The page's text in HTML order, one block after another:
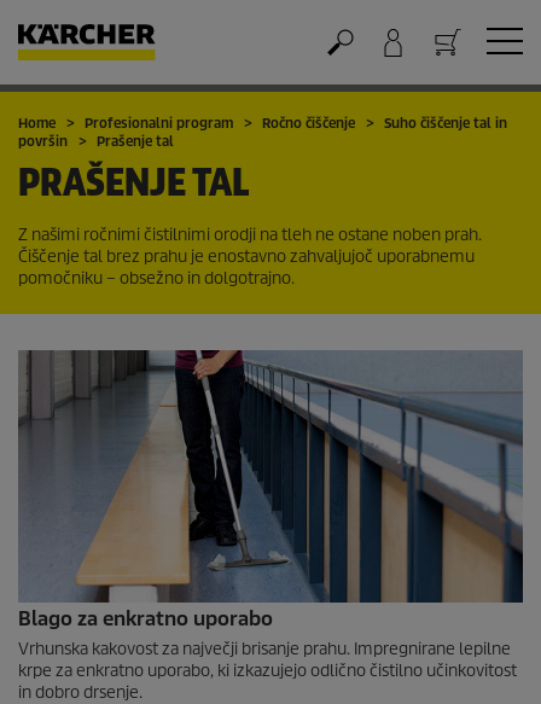
Nakupovalna košarica
Home Profesionalni program Ročno čiščenje
Suho čiščenje tal in
površin
Prašenje tal
PRAŠENJE TAL
Z našimi ročnimi čistilnimi orodji na tleh ne ostane noben prah.
Čiščenje tal brez prahu je enostavno zahvaljujoč uporabnemu
pomočniku – obsežno in dolgotrajno.
Blago za enkratno uporabo
Vrhunska kakovost za največji brisanje prahu. Impregnirane lepilne
krpe za enkratno uporabo, ki izkazujejo odlično čistilno učinkovitost
in dobro drsenje.